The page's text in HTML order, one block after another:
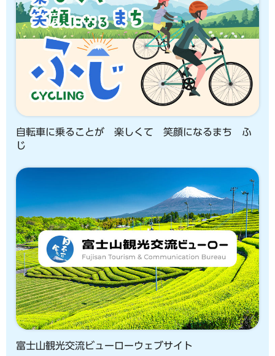
自転車に乗ることが 楽しくて 笑顔になるまち ふ
じ
富士山観光交流ビューローウェブサイト